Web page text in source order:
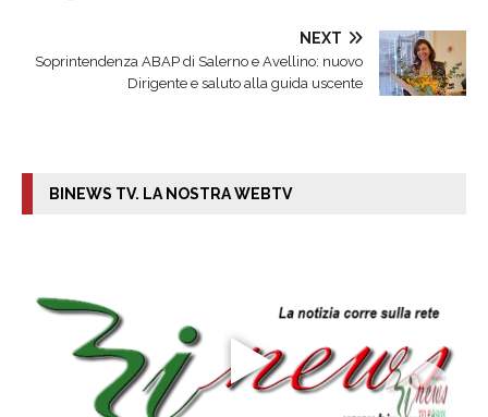
NEXT
Soprintendenza ABAP di Salerno e Avellino: nuovo
Dirigente e saluto alla guida uscente
BINEWS TV. LA NOSTRA WEBTV